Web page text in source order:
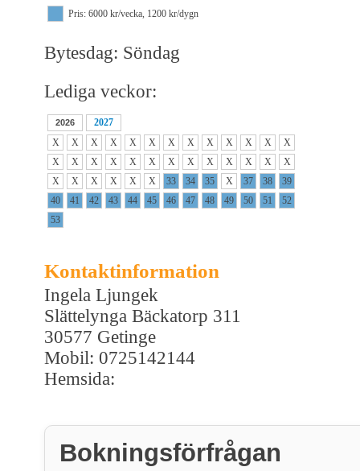
Pris: 6000 kr/vecka, 1200 kr/dygn
Bytesdag: Söndag
Lediga veckor:
2026
2027
X
X X X X X X X X X X X
X
X
X X X X X X X X X X X
X
X
X X X X X 33 34 35 X 37 38
39
40
41 42 43 44 45 46 47 48 49 50 51
52
53
Kontaktinformation
Ingela Ljungek
Slättelynga Bäckatorp 311
30577 Getinge
Mobil: 0725142144
Hemsida:
Bokningsförfrågan